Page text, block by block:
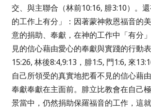
交、與主聯合（林前10:16, 腓3:10）。
的工作上有分」：因著蒙神救恩福音的
意的捐助、奉獻，在神的工作中「有分
見的信心藉由愛心的奉獻與實踐的行動
15:26, 林後8:4,9:13 ，腓1:5, 門1:6, 來
自己所領受的真實地把看不見的信心藉
奉獻奉獻在主面前。腓立比教會在自己
景當中，仍然捐助保羅福音的工作，這就